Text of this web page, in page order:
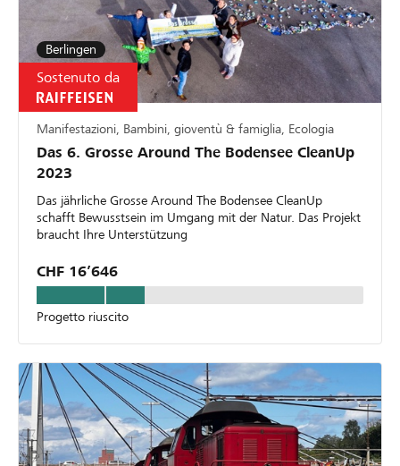
Berlingen
Sostenuto da
Manifestazioni, Bambini, gioventù & famiglia, Ecologia
Das 6. Grosse Around The Bodensee CleanUp
2023
Das jährliche Grosse Around The Bodensee CleanUp
schafft Bewusstsein im Umgang mit der Natur. Das Projekt
braucht Ihre Unterstützung
CHF 16’646
Progetto riuscito